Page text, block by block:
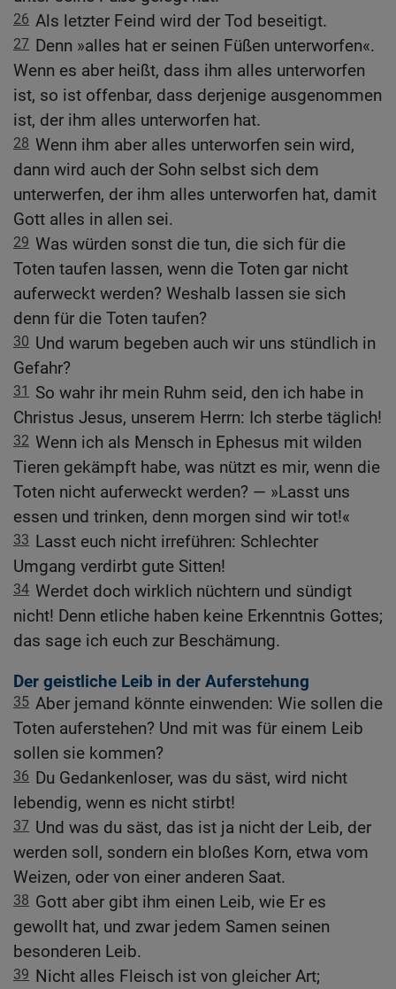
26 Als letzter Feind wird der Tod beseitigt.
27 Denn »alles hat er seinen Füßen unterworfen«.
Wenn es aber heißt, dass ihm alles unterworfen
ist, so ist offenbar, dass derjenige ausgenommen
ist, der ihm alles unterworfen hat.
28 Wenn ihm aber alles unterworfen sein wird,
dann wird auch der Sohn selbst sich dem
unterwerfen, der ihm alles unterworfen hat, damit
Gott alles in allen sei.
29 Was würden sonst die tun, die sich für die
Toten taufen lassen, wenn die Toten gar nicht
auferweckt werden? Weshalb lassen sie sich
denn für die Toten taufen?
30 Und warum begeben auch wir uns stündlich in
Gefahr?
31
So wahr ihr mein Ruhm seid, den ich habe in
Christus Jesus, unserem Herrn: Ich sterbe täglich!
32 Wenn ich als Mensch in Ephesus mit wilden
Tieren gekämpft habe, was nützt es mir, wenn die
Toten nicht auferweckt werden? — »Lasst uns
essen und trinken, denn morgen sind wir tot!«
33 Lasst euch nicht irreführen: Schlechter
Umgang verdirbt gute Sitten!
34 Werdet doch wirklich nüchtern und sündigt
nicht! Denn etliche haben keine Erkenntnis Gottes;
das sage ich euch zur Beschämung.
Der geistliche Leib in der Auferstehung
35 Aber jemand könnte einwenden: Wie sollen die
Toten auferstehen? Und mit was für einem Leib
sollen sie kommen?
36 Du Gedankenloser, was du säst, wird nicht
lebendig, wenn es nicht stirbt!
37 Und was du säst, das ist ja nicht der Leib, der
werden soll, sondern ein bloßes Korn, etwa vom
Weizen, oder von einer anderen Saat.
38 Gott aber gibt ihm einen Leib, wie Er es
gewollt hat, und zwar jedem Samen seinen
besonderen Leib.
39 Nicht alles Fleisch ist von gleicher Art;